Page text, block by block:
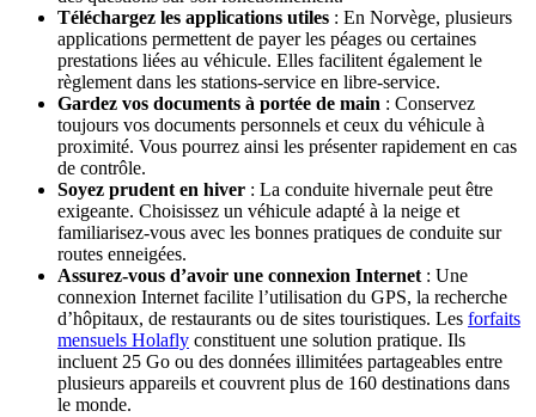
Téléchargez les applications utiles : En Norvège, plusieurs
applications permettent de payer les péages ou certaines
prestations liées au véhicule. Elles facilitent également le
règlement dans les stations-service en libre-service.
Gardez vos documents à portée de main : Conservez
toujours vos documents personnels et ceux du véhicule à
proximité. Vous pourrez ainsi les présenter rapidement en cas
de contrôle.
Soyez prudent en hiver : La conduite hivernale peut être
exigeante. Choisissez un véhicule adapté à la neige et
familiarisez-vous avec les bonnes pratiques de conduite sur
routes enneigées.
Assurez-vous d’avoir une connexion Internet : Une
connexion Internet facilite l’utilisation du GPS, la recherche
d’hôpitaux, de restaurants ou de sites touristiques. Les forfaits
mensuels Holafly constituent une solution pratique. Ils
incluent 25 Go ou des données illimitées partageables entre
plusieurs appareils et couvrent plus de 160 destinations dans
le monde.